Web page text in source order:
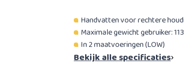
Handvatten voor rechtere
Maximale gewicht gebruiker:
In 2 maatvoeringen (LOW)
Bekijk alle specificaties